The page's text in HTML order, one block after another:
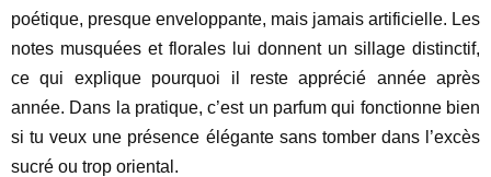
poétique, presque enveloppante, mais jamais artificielle. Les
notes musquées et florales lui donnent un sillage distinctif,
ce qui explique pourquoi il reste apprécié année après
année. Dans la pratique, c’est un parfum qui fonctionne bien
si tu veux une présence élégante sans tomber dans l’excès
sucré ou trop oriental.